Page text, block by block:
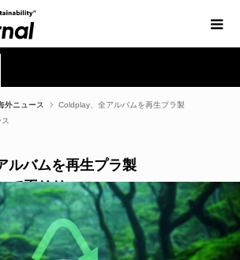
外ニュース
Coldplay、全アルバムを再生プラ製
ス
ルバムを再生プラ製
で再リリース